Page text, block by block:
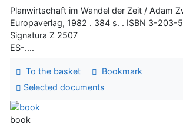
Planwirtschaft im Wandel der Zeit / Adam
Europaverlag, 1982 . 384 s. . ISBN 3-203-
Signatura Z 2507
ES-....
To the basket
Bookmark
Selected documents
book